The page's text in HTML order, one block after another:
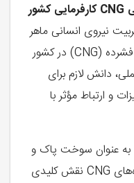
CNG کارفرمایی کشور
نیروی انسانی ماهر
برای اپراتوری جایگاه‌های گاز طبیعی فشرده (CNG) در کشور
دانش لازم برای
و ارتباط مؤثر با
به عنوان سوخت پاک و
اقتصادی در کشور، اپراتورهای جایگاه‌های CNG نقش کلیدی